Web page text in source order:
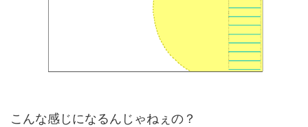
こんな感じになるんじゃねぇの？